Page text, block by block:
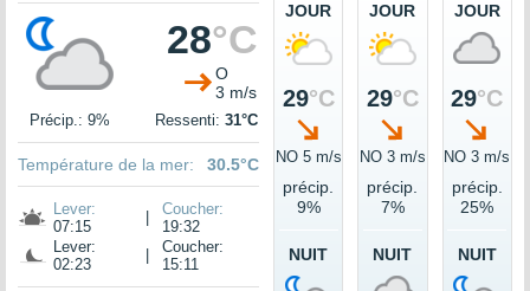
28°C
O
3 m/s
Précip.: 9% Ressenti: 31°C
Température de la mer: 30.5°C
Lever:
07:15
Coucher:
19:32
Lever:
02:23
Coucher:
15:11
JOUR
29°C
NO 5 m/s
précip.
9%
NUIT
JOUR
29°C
NO 3 m/s
précip.
7%
NUIT
JOUR
29°C
NO 3 m/s
précip.
25%
NUIT